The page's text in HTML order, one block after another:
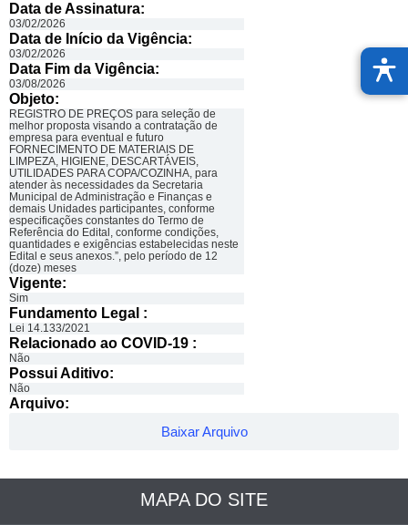
Data de Assinatura:
03/02/2026
Data de Início da Vigência:
03/02/2026
Data Fim da Vigência:
03/08/2026
Objeto:
REGISTRO DE PREÇOS para seleção de
melhor proposta visando a contratação de
empresa para eventual e futuro
FORNECIMENTO DE MATERIAIS DE
LIMPEZA, HIGIENE, DESCARTÁVEIS,
UTILIDADES PARA COPA/COZINHA, para
atender às necessidades da Secretaria
Municipal de Administração e Finanças e
demais Unidades participantes, conforme
especificações constantes do Termo de
Referência do Edital, conforme condições,
quantidades e exigências estabelecidas neste
Edital e seus anexos.”, pelo período de 12
(doze) meses
Vigente:
Sim
Fundamento Legal :​
Lei 14.133/2021
Relacionado ao COVID-19 :​
Não
Possui Aditivo:​
Não
Arquivo:
Baixar Arquivo
MAPA DO SITE